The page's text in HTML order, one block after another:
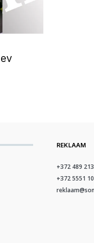
REKLAAM
+372 489
+372 5551